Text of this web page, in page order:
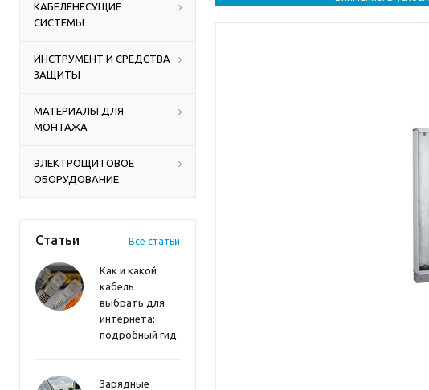
КАБЕЛЕНЕСУЩИЕ
СИСТЕМЫ
ИНСТРУМЕНТ И СРЕДСТВА
ЗАЩИТЫ
МАТЕРИАЛЫ ДЛЯ
МОНТАЖА
ЭЛЕКТРОЩИТОВОЕ
ОБОРУДОВАНИЕ
Статьи Все статьи
Как и какой
кабель
выбрать для
интернета:
подробный гид
Зарядные